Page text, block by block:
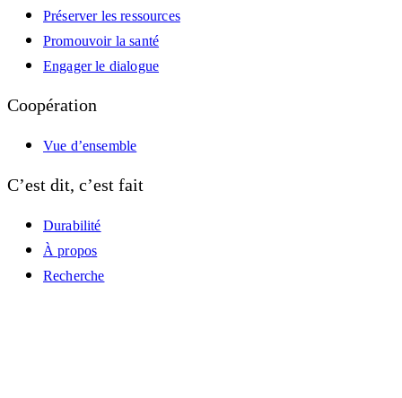
Préserver les ressources
Promouvoir la santé
Engager le dialogue
Coopération
Vue d’ensemble
C’est dit, c’est fait
Durabilité
À propos
Recherche